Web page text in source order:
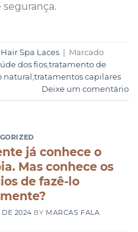
Hair Spa Laces | Marcado
dos fiostratamento de
natural tratamentos capilares
Deixe um comentário
já conhece o
Mas conhece os
de fazê-lo
2024 BY MARCAS FALA